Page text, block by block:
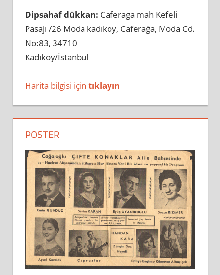
Dipsahaf dükkan: Caferaga mah Kefeli
Pasajı /26 Moda kadıkoy, Caferağa, Moda Cd.
No:83, 34710
Kadıköy/İstanbul
Harita bilgisi için tıklayın
POSTER